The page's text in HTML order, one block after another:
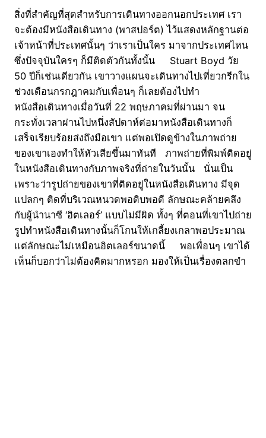
สิ่งที่สำคัญที่สุดสำหรับการเดินทางออกนอกประเทศ เรา
จะต้องมีหนังสือเดินทาง (พาสปอร์ต) ไว้แสดงหลักฐานต่อ
เจ้าหน้าที่ประเทศนั้นๆ ว่าเราเป็นใคร มาจากประเทศไหน
ซึ่งปัจจุบันใครๆ ก็มีติดตัวกันทั้งนั้น Stuart Boyd วัย
50 ปีก็เช่นเดียวกัน เขาวางแผนจะเดินทางไปเที่ยวกรีกใน
ช่วงเดือนกรกฎาคมกับเพื่อนๆ ก็เลยต้องไปทำ
หนังสือเดินทางเมื่อวันที่ 22 พฤษภาคมที่ผ่านมา จน
กระทั่งเวลาผ่านไปหนึ่งสัปดาห์ต่อมาหนังสือเดินทางก็
เสร็จเรียบร้อยส่งถึงมือเขา แต่พอเปิดดูข้างในภาพถ่าย
ของเขาเองทำให้หัวเสียขึ้นมาทันที ภาพถ่ายที่พิมพ์ติดอยู่
ในหนังสือเดินทางกับภาพจริงที่ถ่ายในวันนั้น นั่นเป็น
เพราะว่ารูปถ่ายของเขาที่ติดอยู่ในหนังสือเดินทาง มีจุด
แปลกๆ ติดที่บริเวณหนวดพอดิบพอดี ลักษณะคล้ายคลึง
กับผู้นำนาซี ‘ฮิตเลอร์’ แบบไม่มีผิด ทั้งๆ ที่ตอนที่เขาไปถ่าย
รูปทำหนังสือเดินทางนั้นก็โกนให้เกลี้ยงเกลาพอประมาณ
แต่ลักษณะไม่เหมือนอิตเลอร์ขนาดนี้ พอเพื่อนๆ เขาได้
เห็นก็บอกว่าไม่ต้องคิดมากหรอก มองให้เป็นเรื่องตลกขำ